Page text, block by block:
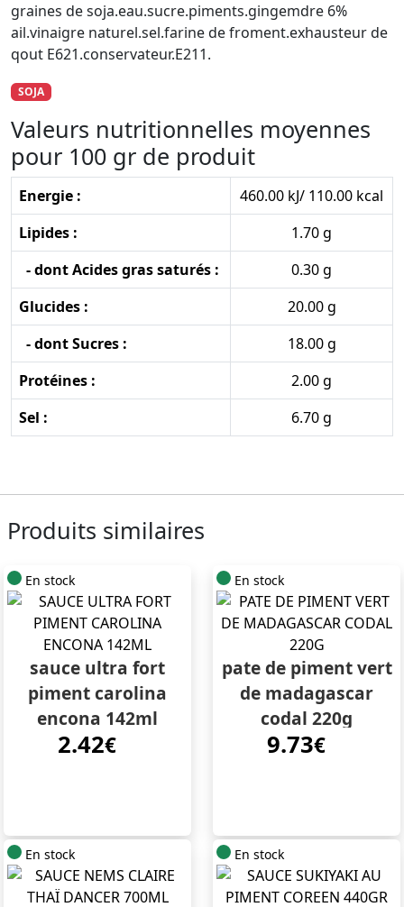
graines de soja.eau.sucre.piments.gingemdre 6%
ail.vinaigre naturel.sel.farine de froment.exhausteur de
qout E621.conservateur.E211.
SOJA
Valeurs nutritionnelles moyennes
pour 100 gr de produit
Energie :
460.00 kJ/ 110.00 kcal
Lipides :
1.70 g
- dont Acides gras saturés :
0.30 g
Glucides :
20.00 g
- dont Sucres :
18.00 g
Protéines :
2.00 g
Sel :
6.70 g
Produits similaires
En stock
sauce ultra fort
piment carolina
encona 142ml
2.42€
En stock
pate de piment vert
de madagascar
codal 220g
9.73€
En stock En stock